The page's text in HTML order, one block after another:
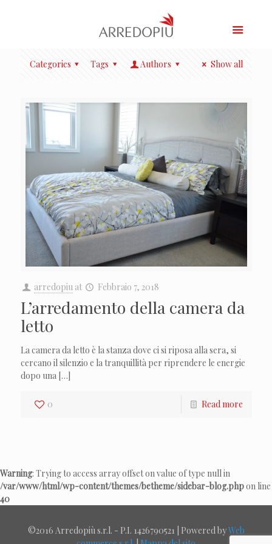
Categories Tags Authors Show all
arredopiu at Febbraio 7, 2018
L’arredamento della camera da
letto
La camera da letto è la stanza dove ci si riposa alla sera, si
cercano il silenzio e la tranquillità per riprendere le energie
dopo una […]
0 Read more
Warning: Trying to access array offset on value of type null in
/var/www/html/wp-content/themes/betheme/sidebar-blog.phpon line
40
©2016 Arredopiù s.r.l. - P.I. 1426790521 | Powered byWeb